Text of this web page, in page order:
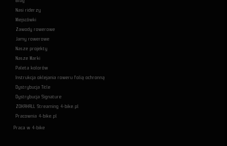
Nasi riderzy
Miejscówki
Zawody rowerowe
Jamy rowerowe
Nasze projekty
Nasze Marki
Paleta kolorów
Instrukcja oklejania roweru folią ochronną
Dystrybucja Title
Dystrybucja Signature
ZOKAHALL Streaming 4-bike.pl
Pracownia 4-bike.pl
Praca w 4-bike